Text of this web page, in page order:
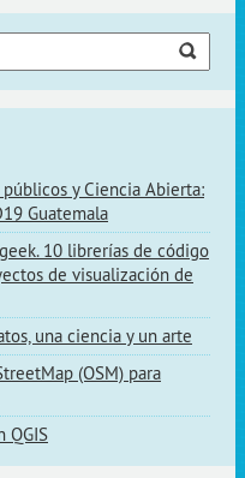
y Ciencia Abierta:
Guatemala
10 librerías de código
de visualización de
una ciencia y un arte
(OSM) para
QGIS